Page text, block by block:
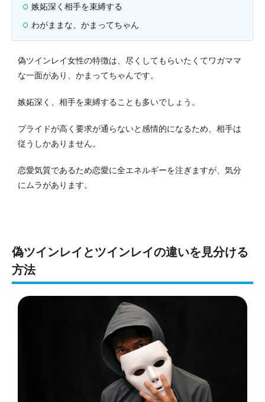
嫉妬深く相手を束縛する
わがままな、かまってちゃん
偽ツインレイ女性の特徴は、尽くしてもらいたくてワガママ
な一面があり、かまってちゃんです。
嫉妬深く、相手を束縛することも多いでしょう。
プライドが高く要求が通らないと感情的になるため、相手は
従うしかありません。
恋愛気質であるため恋愛に全エネルギーを注ぎますが、気分
にムラがあります。
偽ツインレイとツインレイの違いを見分ける
方法